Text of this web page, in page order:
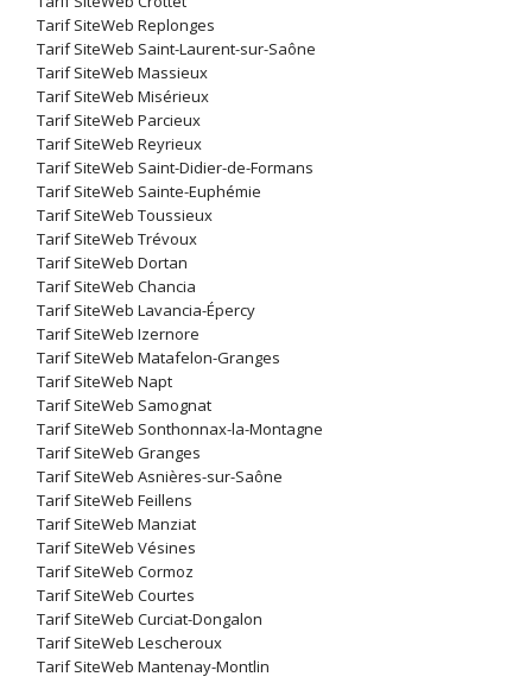
Tarif SiteWeb Replonges
Tarif SiteWeb Saint-Laurent-sur-Saône
Tarif SiteWeb Massieux
Tarif SiteWeb Misérieux
Tarif SiteWeb Parcieux
Tarif SiteWeb Reyrieux
Tarif SiteWeb Saint-Didier-de-Formans
Tarif SiteWeb Sainte-Euphémie
Tarif SiteWeb Toussieux
Tarif SiteWeb Trévoux
Tarif SiteWeb Dortan
Tarif SiteWeb Chancia
Tarif SiteWeb Lavancia-Épercy
Tarif SiteWeb Izernore
Tarif SiteWeb Matafelon-Granges
Tarif SiteWeb Napt
Tarif SiteWeb Samognat
Tarif SiteWeb Sonthonnax-la-Montagne
Tarif SiteWeb Granges
Tarif SiteWeb Asnières-sur-Saône
Tarif SiteWeb Feillens
Tarif SiteWeb Manziat
Tarif SiteWeb Vésines
Tarif SiteWeb Cormoz
Tarif SiteWeb Courtes
Tarif SiteWeb Curciat-Dongalon
Tarif SiteWeb Lescheroux
Tarif SiteWeb Mantenay-Montlin